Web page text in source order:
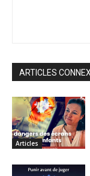
ARTICLES
Articles